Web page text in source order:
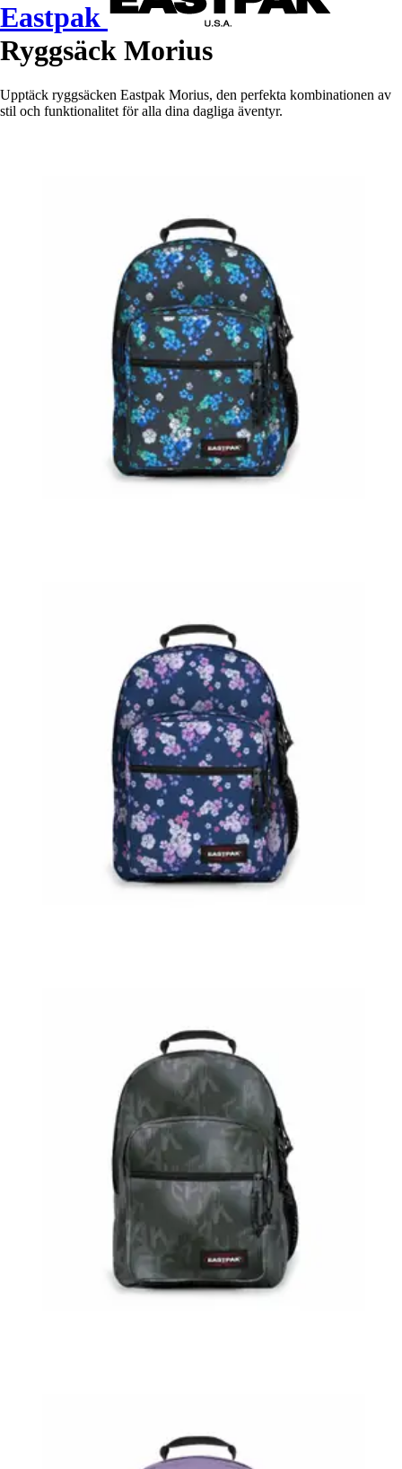
Eastpak
Ryggsäck Morius
Upptäck ryggsäcken Eastpak Morius, den perfekta kombinationen av
stil och funktionalitet för alla dina dagliga äventyr.